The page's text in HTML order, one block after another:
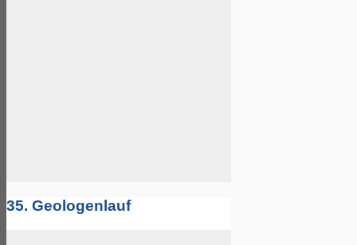
35. Geologenlauf